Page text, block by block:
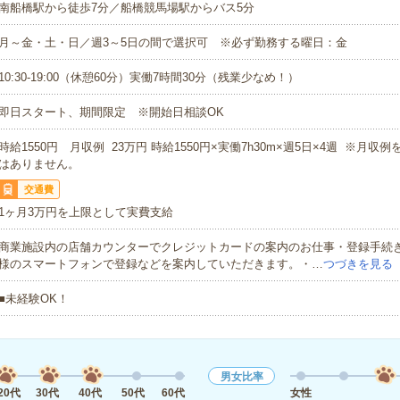
船橋駅から徒歩7分／船橋競馬場駅からバス5分
～金・土・日／週3～5日の間で選択可 ※必ず勤務する曜日：金
19:00（休憩60分）実働7時間30分（残業少なめ！）
日スタート、期間限定 ※開始日相談OK
給1550円 月収例 23万円 時給1550円×実働7h30m×週5日×4週 ※月収例
ありません。
交通費
ヶ月3万円を上限として実費支給
業施設内の店舗カウンターでクレジットカードの案内のお仕事・登録手
のスマートフォンで登録などを案内していただきます。・…つづきを見る
未経験OK！
代 30代 40代 50代 60代
男女比率
女性